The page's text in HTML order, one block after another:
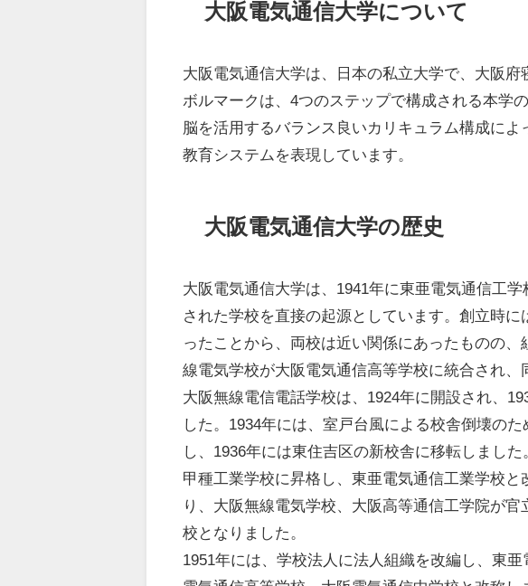
大阪電気通信大学について
大阪電気通信大学は、日本の私立大学で、大阪
ボルマークは、4つのステップで構成される本学
脳を活用するバランス良いカリキュラム構成に
教育システムを表現しています。
大阪電気通信大学の歴史
大阪電気通信大学は、1941年に東亜電気通信工
された学校を直接の起源としています。創立時
ったことから、両校は近い関係にあったものの
線電気学校が大阪電気通信高等学校に統合され、
大阪無線電信電話学校は、1924年に開設され、
した。1934年には、室戸台風による校舎倒壊の
し、1936年には東住吉区の新校舎に移転しまし
甲種工業学校に昇格し、東亜電気通信工業学校と
り、大阪無線電気学校、大阪高等通信工学院が
校となりました。
1951年には、学校法人に法人組織を改編し、東